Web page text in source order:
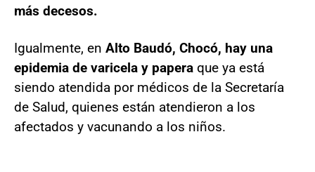
más decesos.
Igualmente, en Alto Baudó, Chocó, hay una
epidemia de varicela y papera que ya está
siendo atendida por médicos de la Secretaría
de Salud, quienes están atendieron a los
afectados y vacunando a los niños.